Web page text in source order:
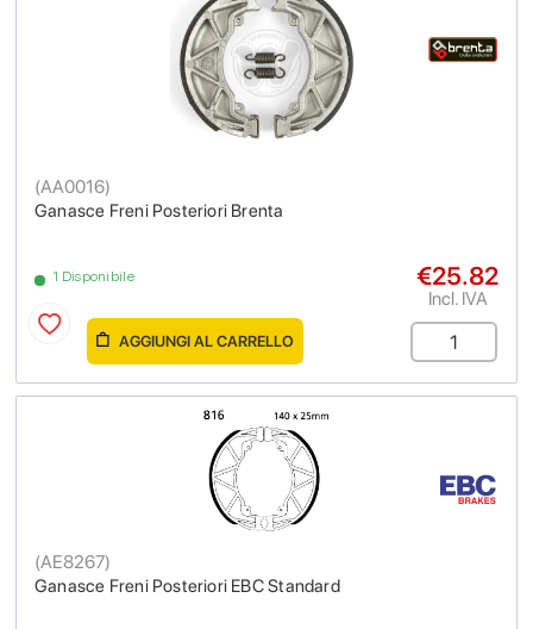
Ganasce Freni Posteriori Brenta
(AA0016)
1 Disponibile €25.82
Incl. IVA
AGGIUNGI AL CARRELLO
Ganasce Freni Posteriori EBC Standard
(AE8267)